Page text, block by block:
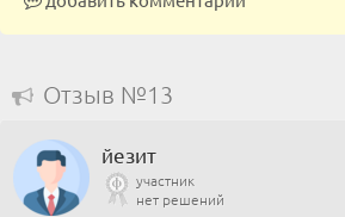
Отзыв №13
йезит
участник
нет решений